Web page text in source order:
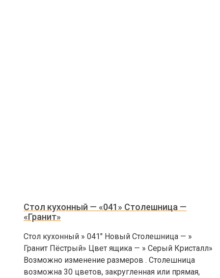
Стол кухонный — «041» Столешница —
«Гранит»
Стол кухонный » 041″ Новый Столешница — »
Гранит Пёстрый» Цвет ящика — » Серый Кристалл»
Возможно изменение размеров . Столешница
возможна 30 цветов, закругленная или прямая,